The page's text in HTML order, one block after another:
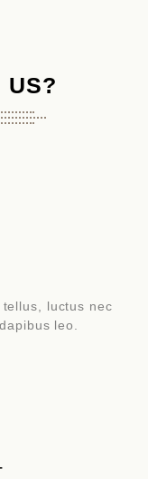
US?
luctus nec
leo.